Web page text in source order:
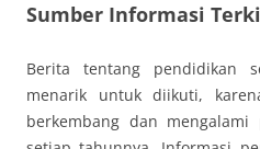
Sumber Informasi
Berita tentang pendidikan
menarik untuk diikuti,
berkembang dan